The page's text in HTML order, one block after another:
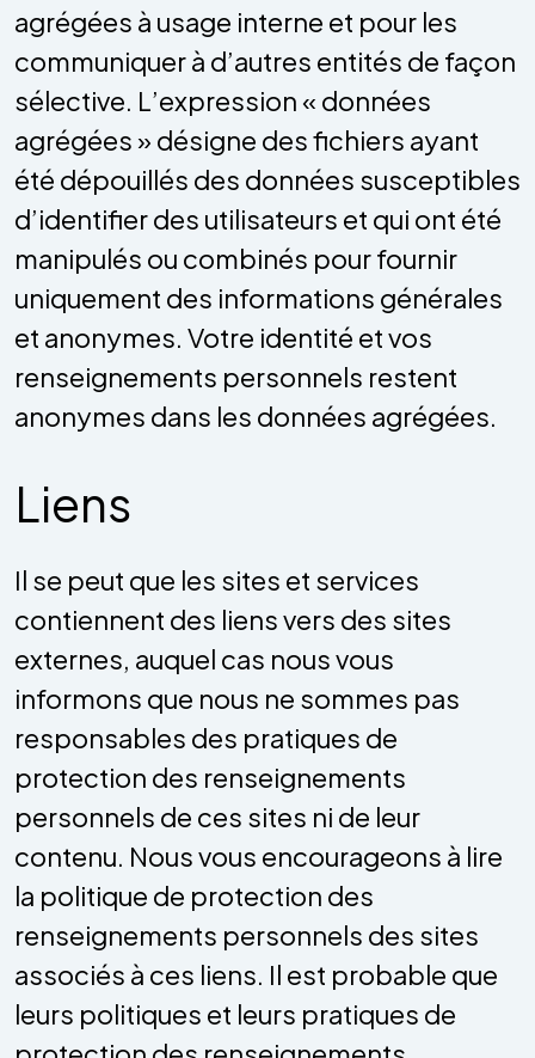
agrégées à usage interne et pour les
communiquer à d’autres entités de façon
sélective. L’expression « données
agrégées » désigne des fichiers ayant
été dépouillés des données susceptibles
d’identifier des utilisateurs et qui ont été
manipulés ou combinés pour fournir
uniquement des informations générales
et anonymes. Votre identité et vos
renseignements personnels restent
anonymes dans les données agrégées.
Liens
Il se peut que les sites et services
contiennent des liens vers des sites
externes, auquel cas nous vous
informons que nous ne sommes pas
responsables des pratiques de
protection des renseignements
personnels de ces sites ni de leur
contenu. Nous vous encourageons à lire
la politique de protection des
renseignements personnels des sites
associés à ces liens. Il est probable que
leurs politiques et leurs pratiques de